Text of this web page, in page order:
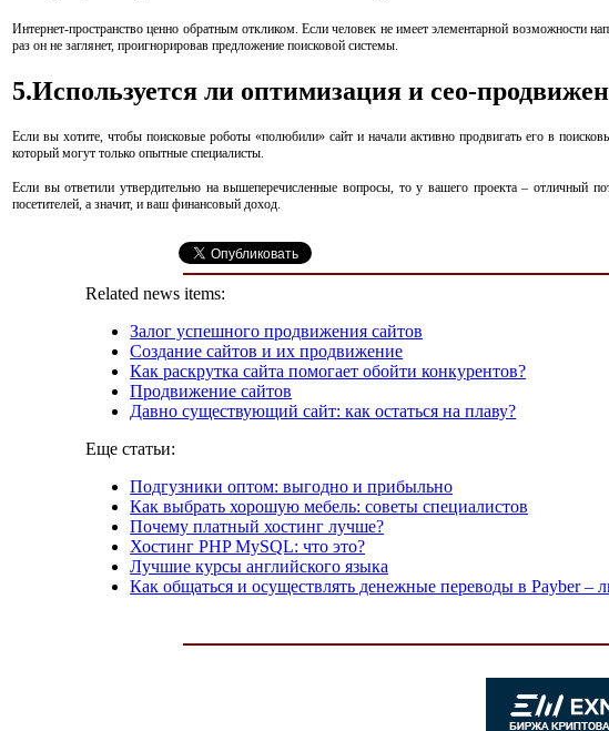
Интернет-пространство ценно обратным откликом. Если человек не имеет элементарной возможности
раз он не заглянет, проигнорировав предложение поисковой системы.
5.Используется ли оптимизация и сео-
Если вы хотите, чтобы поисковые роботы «полюбили» сайт и начали активно продвигать его в
который могут только опытные специалисты.
Если вы ответили утвердительно на вышеперечисленные вопросы, то у вашего проекта – отличный
посетителей, а значит, и ваш финансовый доход.
Related news items:
Залог успешного продвижения сайтов
Создание сайтов и их продвижение
Как раскрутка сайта помогает обойти конкурентов?
Продвижение сайтов
Давно существующий сайт: как остаться на плаву?
Еще статьи:
Подгузники оптом: выгодно и прибыльно
Как выбрать хорошую мебель: советы специалистов
Почему платный хостинг лучше?
Хостинг PHP MySQL: что это?
Лучшие курсы английского языка
Как общаться и осуществлять денежные переводы в Payber –